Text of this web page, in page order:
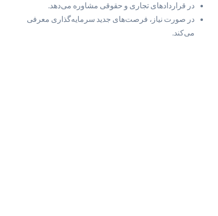
در قراردادهای تجاری و حقوقی مشاوره می‌دهد.
در صورت نیاز، فرصت‌های جدید سرمایه‌گذاری معرفی
می‌کند.